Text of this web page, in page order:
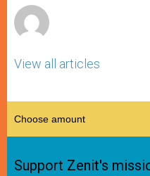
View all articles